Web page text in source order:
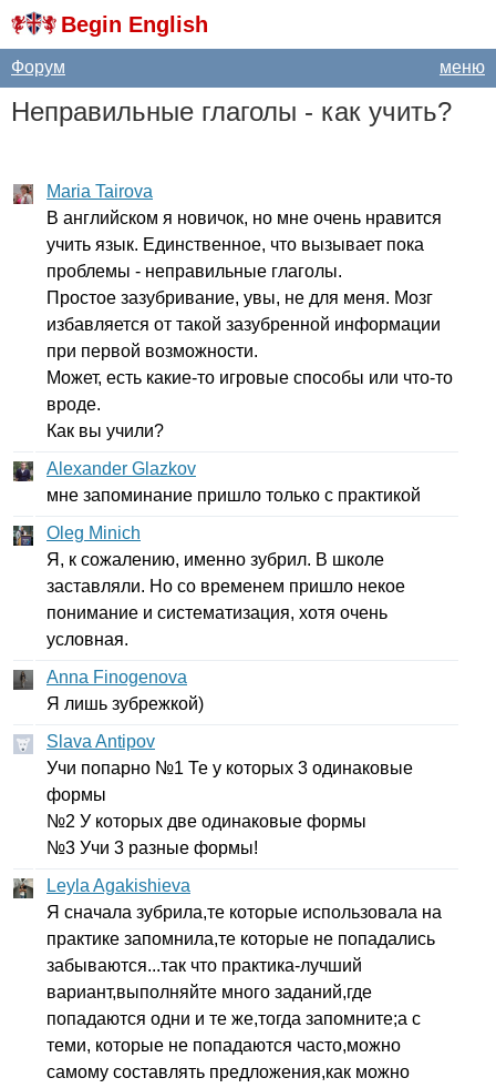
Begin English
меню
Форум
Неправильные глаголы - как учить?
Maria Tairova
В английском я новичок, но мне очень нравится
учить язык. Единственное, что вызывает пока
проблемы - неправильные глаголы.
Простое зазубривание, увы, не для меня. Мозг
избавляется от такой зазубренной информации
при первой возможности.
Может, есть какие-то игровые способы или что-то
вроде.
Как вы учили?
Alexander Glazkov
мне запоминание пришло только с практикой
Oleg Minich
Я, к сожалению, именно зубрил. В школе
заставляли. Но со временем пришло некое
понимание и систематизация, хотя очень
условная.
Anna Finogenova
Я лишь зубрежкой)
Slava Antipov
Учи попарно №1 Те у которых 3 одинаковые
формы
№2 У которых две одинаковые формы
№3 Учи 3 разные формы!
Leyla Agakishieva
Я сначала зубрила,те которые использовала на
практике запомнила,те которые не попадались
забываются...так что практика-лучший
вариант,выполняйте много заданий,где
попадаются одни и те же,тогда запомните;а с
теми, которые не попадаются часто,можно
самому составлять предложения,как можно